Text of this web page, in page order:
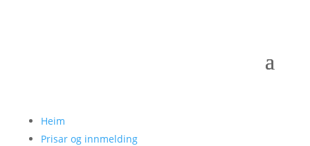
Heim
Prisar og innmelding